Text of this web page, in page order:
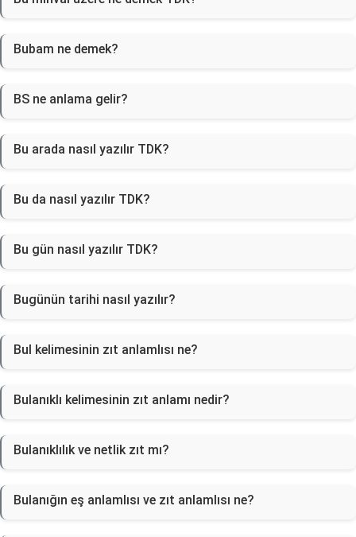
Bubam ne demek?
BS ne anlama gelir?
Bu arada nasıl yazılır TDK?
Bu da nasıl yazılır TDK?
Bu gün nasıl yazılır TDK?
Bugünün tarihi nasıl yazılır?
Bul kelimesinin zıt anlamlısı ne?
Bulanıklı kelimesinin zıt anlamı nedir?
Bulanıklılık ve netlik zıt mı?
Bulanığın eş anlamlısı ve zıt anlamlısı ne?